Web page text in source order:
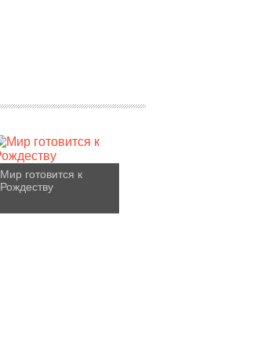
Мир готовится к
Рождеству